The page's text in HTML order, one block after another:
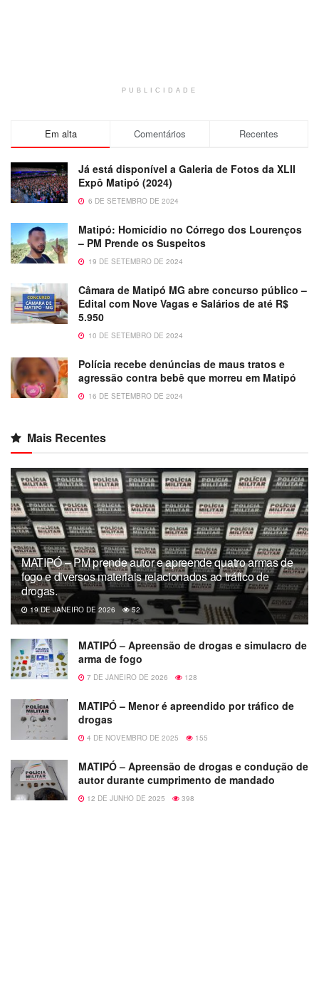
PUBLICIDADE
Em alta Comentários Recentes
Já está disponível a Galeria de Fotos da XLII
Expô Matipó (2024)
6 DE SETEMBRO DE 2024
Matipó: Homicídio no Córrego dos Lourenços
– PM Prende os Suspeitos
19 DE SETEMBRO DE 2024
Câmara de Matipó MG abre concurso público –
Edital com Nove Vagas e Salários de até R$
5.950
10 DE SETEMBRO DE 2024
Polícia recebe denúncias de maus tratos e
agressão contra bebê que morreu em Matipó
16 DE SETEMBRO DE 2024
Mais Recentes
MATIPÓ – PM prende autor e apreende quatro armas de
fogo e diversos materiais relacionados ao tráfico de
drogas.
19 DE JANEIRO DE 2026 52
MATIPÓ – Apreensão de drogas e simulacro de
arma de fogo
7 DE JANEIRO DE 2026 128
MATIPÓ – Menor é apreendido por tráfico de
drogas
4 DE NOVEMBRO DE 2025 155
MATIPÓ – Apreensão de drogas e condução de
autor durante cumprimento de mandado
12 DE JUNHO DE 2025 398